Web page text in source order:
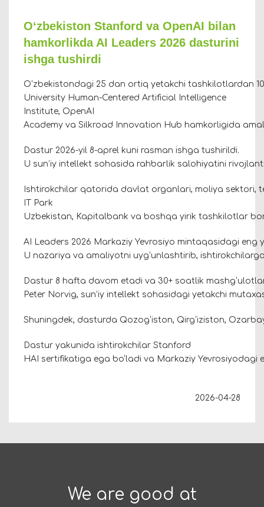
O‘zbekiston Stanford va OpenAI bilan
hamkorlikda AI Leaders 2026 dasturini
ishga tushirdi
O‘zbekistondagi 25 dan ortiq yetakchi tashkilotlardan
University Human-Centered Artificial Intelligence
Institute, OpenAI
Academy va Silkroad Innovation Hub hamkorligida
Dastur 2026-yil 8-aprel kuni rasman ishga tushirildi.
U sun’iy intellekt sohasida rahbarlik salohiyatini
Ishtirokchilar qatorida davlat organlari, moliya sektori,
IT Park
Uzbekistan, Kapitalbank va boshqa yirik tashkilotlar
AI Leaders 2026 Markaziy Yevrosiyo mintaqasidagi
U nazariya va amaliyotni uyg‘unlashtirib,
Dastur 8 hafta davom etadi va 30+ soatlik
Peter Norvig, sun’iy intellekt sohasidagi yetakchi
Shuningdek, dasturda Qozog‘iston, Qirg‘iziston,
Dastur yakunida ishtirokchilar Stanford
HAI sertifikatiga ega bo‘ladi va Markaziy
2026-04-28
We are good at